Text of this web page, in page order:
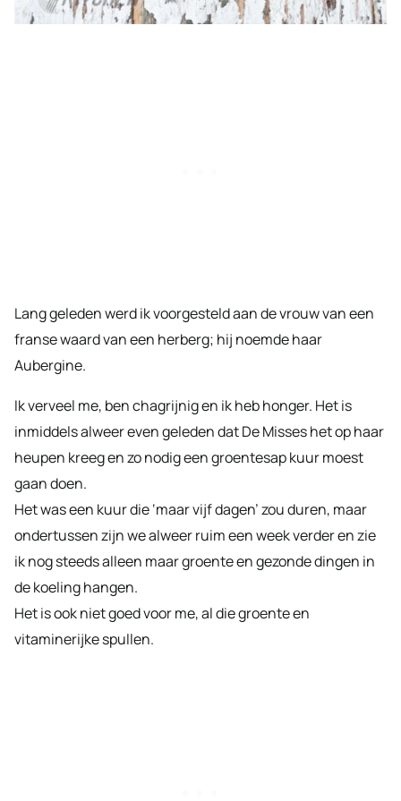
Lang geleden werd ik voorgesteld aan de vrouw van een
franse waard van een herberg; hij noemde haar
Aubergine.
Ik verveel me, ben chagrijnig en ik heb honger. Het is
inmiddels alweer even geleden dat De Misses het op haar
heupen kreeg en zo nodig een groentesap kuur moest
gaan doen.
Het was een kuur die ‘maar vijf dagen’ zou duren, maar
ondertussen zijn we alweer ruim een week verder en zie
ik nog steeds alleen maar groente en gezonde dingen in
de koeling hangen.
Het is ook niet goed voor me, al die groente en
vitaminerijke spullen.